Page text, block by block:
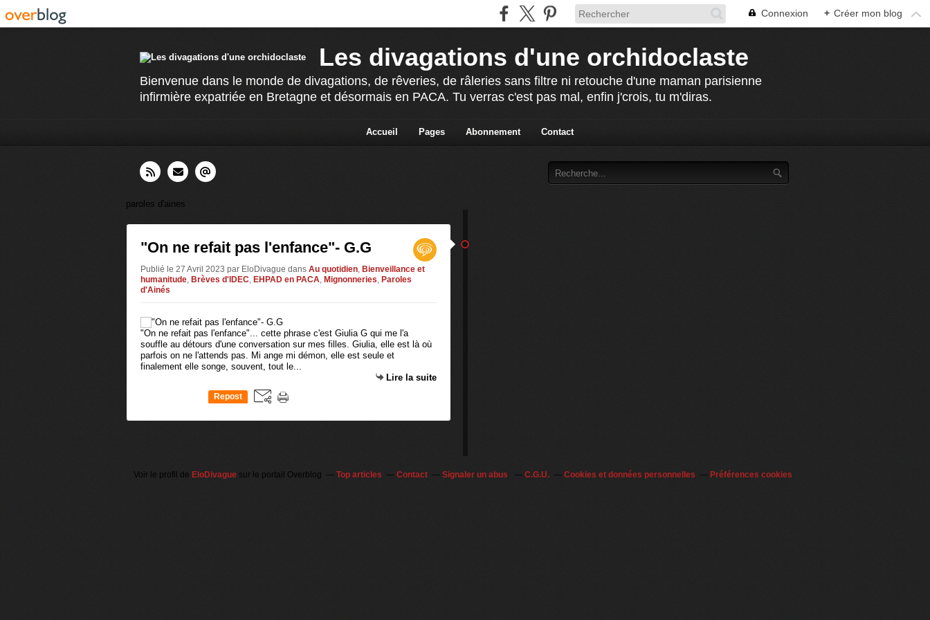
Connexion + Créer mon blog
Les divagations d'une orchidoclaste
Bienvenue dans le monde de divagations, de rêveries, de râleries sans filtre ni retouche d'une maman parisienne
infirmière expatriée en Bretagne et désormais en PACA. Tu verras c'est pas mal, enfin j'crois, tu m'diras.
Accueil Pages Abonnement Contact
paroles d'aines
"On ne refait pas l'enfance"- G.G
Publié le 27 Avril 2023 par EloDivague dans Au quotidien, Bienveillance et
humanitude, Brèves d'IDEC, EHPAD en PACA, Mignonneries, Paroles
d'Ainés
"On ne refait pas l'enfance"... cette phrase c'est Giulia G qui me l'a
souffle au détours d'une conversation sur mes filles. Giulia, elle est là où
parfois on ne l'attends pas. Mi ange mi démon, elle est seule et
finalement elle songe, souvent, tout le...
Lire la suite
Repost
Voir le profil de EloDivague sur le portail Overblog Top articles Contact Signaler un abus C.G.U. Cookies et données personnelles Préférences cookies